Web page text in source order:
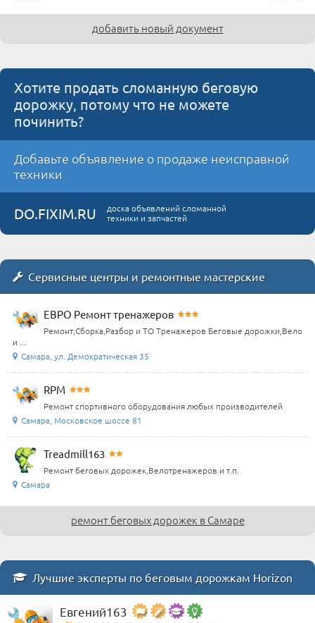
добавить новый документ
Хотите продать сломанную беговую
дорожку, потому что не можете
починить?
Добавьте объявление о продаже неисправной
техники
DO.FIXIM.RU
доска объявлений сломанной
техники и запчастей
Сервисные центры и ремонтные мастерские
ЕВРО Ремонт тренажеров
Ремонт,Сборка,Разбор и ТО Тренажеров Беговые дорожки,Вело
и ...
Самара, ул. Демократическая 35
RPM
Ремонт спортивного оборудования любых производителей
Самара, Московское шоссе 81
Treadmill163
Ремонт беговых дорожек,Велотренажеров и т.п.
Самара
ремонт беговых дорожек в Самаре
Лучшие эксперты по беговым дорожкам Horizon
Евгений163